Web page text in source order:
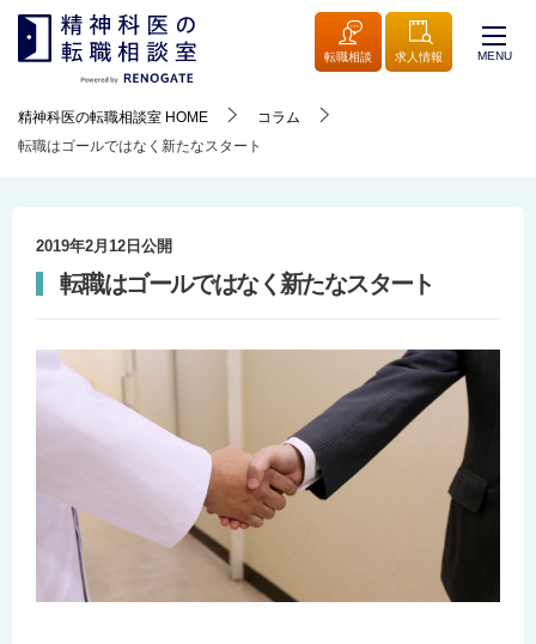
転職相談 求人情報 MENU
精神科医の転職相談室 HOME
コラム
転職はゴールではなく新たなスタート
2019年2月12日 公開
転職はゴールではなく新たなスタート